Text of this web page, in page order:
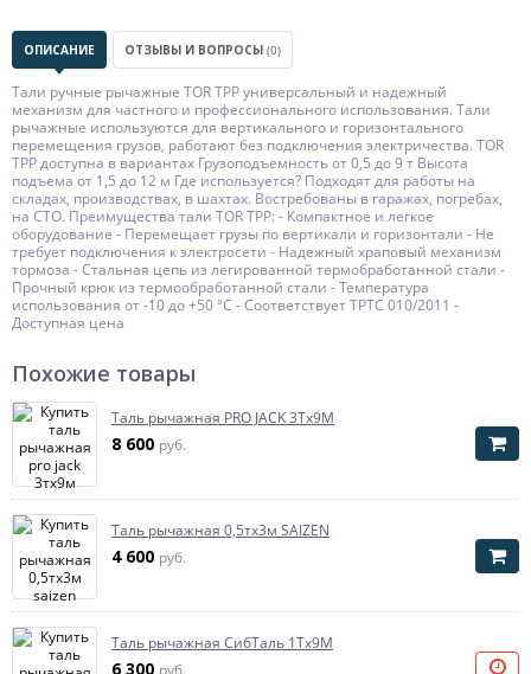
ОПИСАНИЕ ОТЗЫВЫ И ВОПРОСЫ (0)
Тали ручные рычажные TOR ТРР универсальный и надежный
механизм для частного и профессионального использования. Тали
рычажные используются для вертикального и горизонтального
перемещения грузов, работают без подключения электричества. TOR
ТРР доступна в вариантах Грузоподъемность от 0,5 до 9 т Высота
подъема от 1,5 до 12 м Где используется? Подходят для работы на
складах, производствах, в шахтах. Востребованы в гаражах, погребах,
на СТО. Преимущества тали TOR ТРР: - Компактное и легкое
оборудование - Перемещает грузы по вертикали и горизонтали - Не
требует подключения к электросети - Надежный храповый механизм
тормоза - Стальная цепь из легированной термобработанной стали -
Прочный крюк из термообработанной стали - Температура
использования от -10 до +50 °C - Соответствует ТРТС 010/2011 -
Доступная цена
Похожие товары
Таль рычажная PRO JACK 3Тх9М
8 600 руб.
Таль рычажная 0,5тх3м SAIZEN
4 600 руб.
Таль рычажная СибТаль 1Тх9М
6 300 руб.